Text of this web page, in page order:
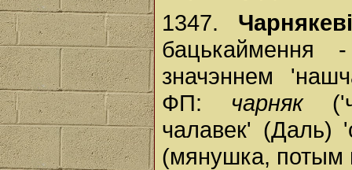
1347.
значэннем
ФП: чарняк
чалавек' (Даль)
(мянушка, потым